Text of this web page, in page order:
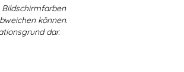
können.
dar.